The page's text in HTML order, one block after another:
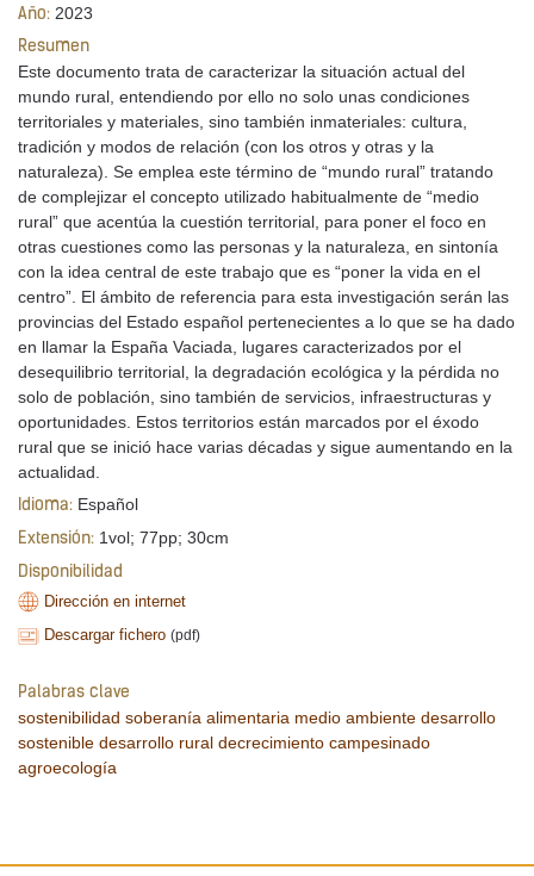
Año: 2023
Resumen
Este documento trata de caracterizar la situación actual del
mundo rural, entendiendo por ello no solo unas condiciones
territoriales y materiales, sino también inmateriales: cultura,
tradición y modos de relación (con los otros y otras y la
naturaleza). Se emplea este término de “mundo rural” tratando
de complejizar el concepto utilizado habitualmente de “medio
rural” que acentúa la cuestión territorial, para poner el foco en
otras cuestiones como las personas y la naturaleza, en sintonía
con la idea central de este trabajo que es “poner la vida en el
centro”. El ámbito de referencia para esta investigación serán las
provincias del Estado español pertenecientes a lo que se ha dado
en llamar la España Vaciada, lugares caracterizados por el
desequilibrio territorial, la degradación ecológica y la pérdida no
solo de población, sino también de servicios, infraestructuras y
oportunidades. Estos territorios están marcados por el éxodo
rural que se inició hace varias décadas y sigue aumentando en la
actualidad.
Idioma: Español
Extensión: 1vol; 77pp; 30cm
Disponibilidad
Dirección en internet
Descargar fichero (pdf)
Palabras clave
sostenibilidad soberanía alimentaria medio ambiente desarrollo
sostenible desarrollo rural decrecimiento campesinado
agroecología